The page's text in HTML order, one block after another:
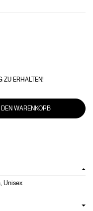
ZU ERHALTEN!
DEN WARENKORB
Unisex